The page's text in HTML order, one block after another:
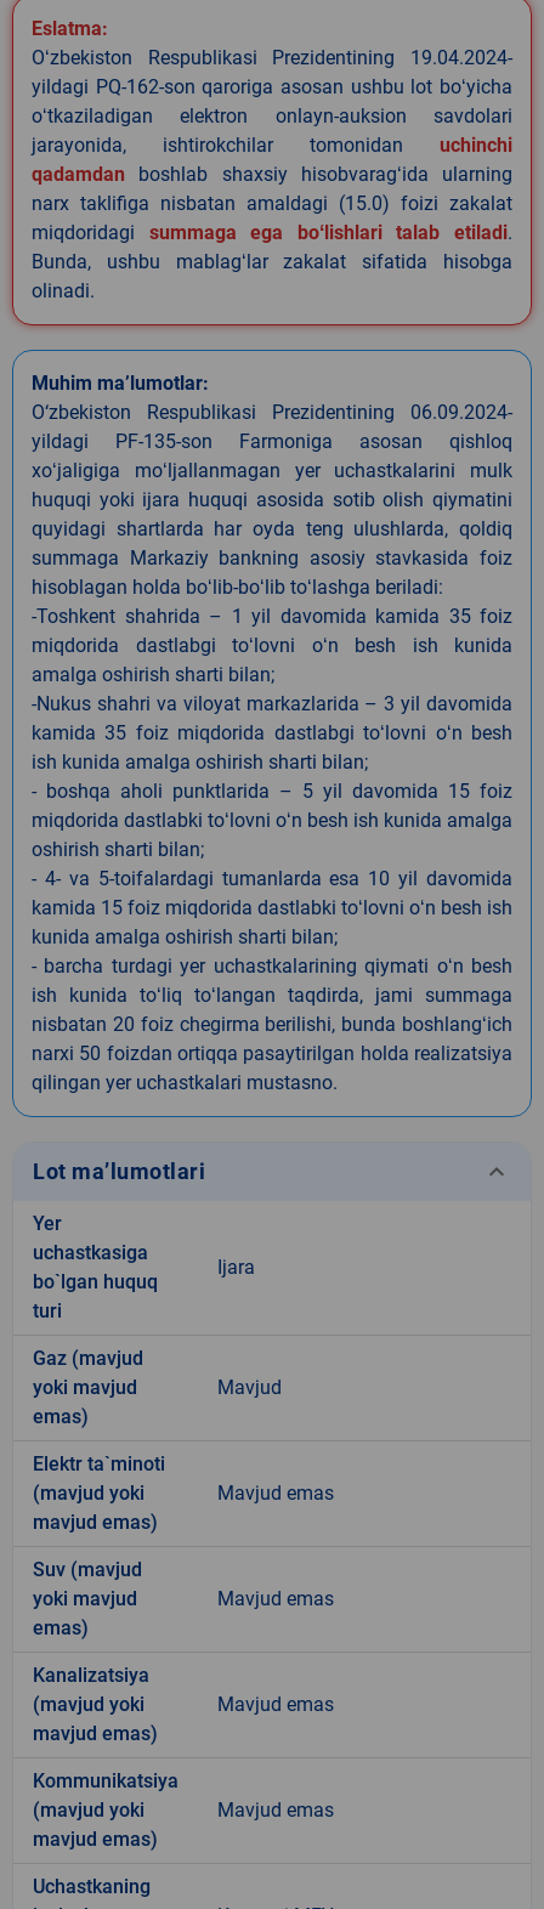
Eslatma:
Oʻzbekiston Respublikasi Prezidentining 19.04.2024-
yildagi PQ-162-son qaroriga asosan ushbu lot boʻyicha
oʻtkaziladigan elektron onlayn-auksion savdolari
jarayonida, ishtirokchilar tomonidan uchinchi
qadamdan boshlab shaxsiy hisobvaragʻida ularning
narx taklifiga nisbatan amaldagi (15.0) foizi zakalat
miqdoridagi summaga ega boʻlishlari talab etiladi.
Bunda, ushbu mablagʻlar zakalat sifatida hisobga
olinadi.
Muhim ma’lumotlar:
O‘zbekiston Respublikasi Prezidentining 06.09.2024-
yildagi PF-135-son Farmoniga asosan qishloq
xoʻjaligiga moʻljallanmagan yer uchastkalarini mulk
huquqi yoki ijara huquqi asosida sotib olish qiymatini
quyidagi shartlarda har oyda teng ulushlarda, qoldiq
summaga Markaziy bankning asosiy stavkasida foiz
hisoblagan holda boʻlib-boʻlib toʻlashga beriladi:
-Toshkent shahrida – 1 yil davomida kamida 35 foiz
miqdorida dastlabgi toʻlovni oʻn besh ish kunida
amalga oshirish sharti bilan;
-Nukus shahri va viloyat markazlarida – 3 yil davomida
kamida 35 foiz miqdorida dastlabgi toʻlovni oʻn besh
ish kunida amalga oshirish sharti bilan;
- boshqa aholi punktlarida – 5 yil davomida 15 foiz
miqdorida dastlabki toʻlovni oʻn besh ish kunida amalga
oshirish sharti bilan;
- 4- va 5-toifalardagi tumanlarda esa 10 yil davomida
kamida 15 foiz miqdorida dastlabki toʻlovni oʻn besh ish
kunida amalga oshirish sharti bilan;
- barcha turdagi yer uchastkalarining qiymati oʻn besh
ish kunida toʻliq toʻlangan taqdirda, jami summaga
nisbatan 20 foiz chegirma berilishi, bunda boshlangʻich
narxi 50 foizdan ortiqqa pasaytirilgan holda realizatsiya
qilingan yer uchastkalari mustasno.
Lot ma’lumotlari keyboard_arrow_down
Yer
uchastkasiga
bo`lgan huquq
turi
Ijara
Gaz (mavjud
yoki mavjud
emas)
Mavjud
Elektr ta`minoti
(mavjud yoki
mavjud emas)
Mavjud emas
Suv (mavjud
yoki mavjud
emas)
Mavjud emas
Kanalizatsiya
(mavjud yoki
mavjud emas)
Mavjud emas
Kommunikatsiya
(mavjud yoki
mavjud emas)
Mavjud emas
Uchastkaning